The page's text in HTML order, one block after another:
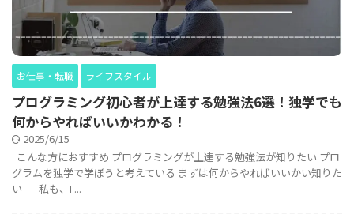
お仕事・転職 ライフスタイル
プログラミング初心者が上達する勉強法6選！独学でも
何からやればいいかわかる！
2025/6/15
こんな方におすすめ プログラミングが上達する勉強法が知りたい プロ
グラムを独学で学ぼうと考えている まずは何からやればいいかい知りた
い 私も、I ...